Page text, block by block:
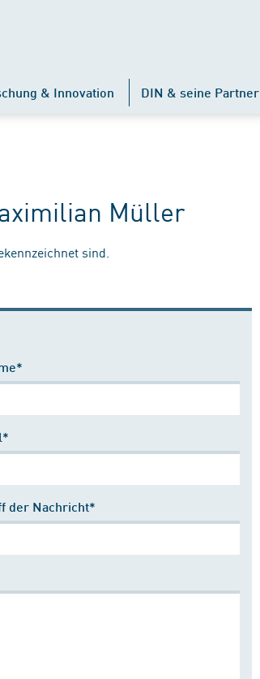
& Innovation DIN & seine Partner
Müller
sind.
der Nachricht*